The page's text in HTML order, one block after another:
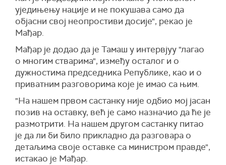
уједињењу нације и не покушава само да
објасни свој неопростиви досије", рекао је
Мађар.
Мађар је додао да је Тамаш у интервјуу "лагао
о многим стварима", између осталог и о
дужностима председника Републике, као и о
приватним разговорима које је имао са њим.
"На нашем првом састанку није одбио мој јасан
позив на оставку, већ је само назначио да ће је
размотрити. На нашем другом састанку питао
је да ли би било прикладно да разговара о
детаљима своје оставке са министром правде",
истакао је Мађар.